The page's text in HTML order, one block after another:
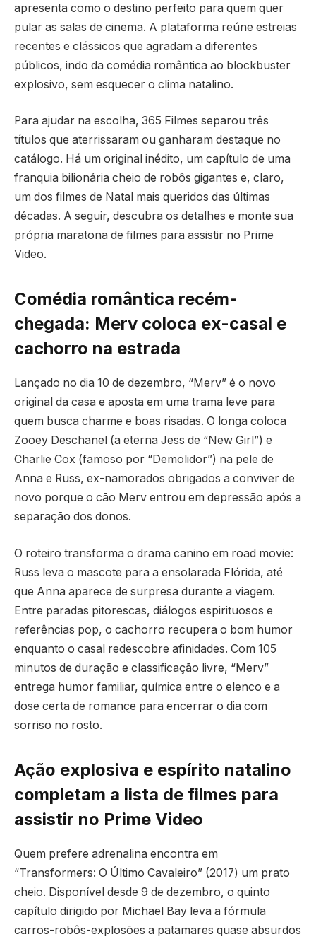
apresenta como o destino perfeito para quem quer
pular as salas de cinema. A plataforma reúne estreias
recentes e clássicos que agradam a diferentes
públicos, indo da comédia romântica ao blockbuster
explosivo, sem esquecer o clima natalino.
Para ajudar na escolha, 365 Filmes separou três
títulos que aterrissaram ou ganharam destaque no
catálogo. Há um original inédito, um capítulo de uma
franquia bilionária cheio de robôs gigantes e, claro,
um dos filmes de Natal mais queridos das últimas
décadas. A seguir, descubra os detalhes e monte sua
própria maratona de filmes para assistir no Prime
Video.
Comédia romântica recém-
chegada: Merv coloca ex-casal e
cachorro na estrada
Lançado no dia 10 de dezembro, “Merv” é o novo
original da casa e aposta em uma trama leve para
quem busca charme e boas risadas. O longa coloca
Zooey Deschanel (a eterna Jess de “New Girl”) e
Charlie Cox (famoso por “Demolidor”) na pele de
Anna e Russ, ex-namorados obrigados a conviver de
novo porque o cão Merv entrou em depressão após a
separação dos donos.
O roteiro transforma o drama canino em road movie:
Russ leva o mascote para a ensolarada Flórida, até
que Anna aparece de surpresa durante a viagem.
Entre paradas pitorescas, diálogos espirituosos e
referências pop, o cachorro recupera o bom humor
enquanto o casal redescobre afinidades. Com 105
minutos de duração e classificação livre, “Merv”
entrega humor familiar, química entre o elenco e a
dose certa de romance para encerrar o dia com
sorriso no rosto.
Ação explosiva e espírito natalino
completam a lista de filmes para
assistir no Prime Video
Quem prefere adrenalina encontra em
“Transformers: O Último Cavaleiro” (2017) um prato
cheio. Disponível desde 9 de dezembro, o quinto
capítulo dirigido por Michael Bay leva a fórmula
carros-robôs-explosões a patamares quase absurdos